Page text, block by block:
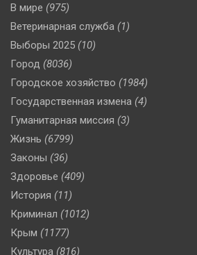
В мире (975)
Ветеринарная служба (1)
Выборы 2025 (10)
Город (8036)
Городское хозяйство (1984)
Государственная измена (4)
Гуманитарная миссия (3)
Жизнь (6799)
Законы (36)
Здоровье (409)
История (11)
Криминал (1012)
Крым (1177)
Культура (816)